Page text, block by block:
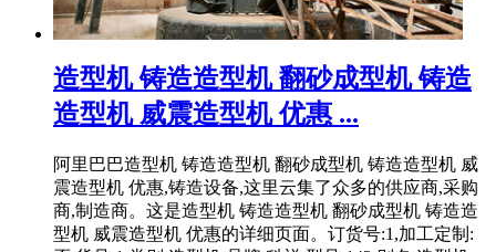
造型机 铸造造型机 翻砂成型机 铸造
造型机 威震造型机 优惠 ...
阿里巴巴造型机 铸造造型机 翻砂成型机 铸造造型机 威
震造型机 优惠,铸造设备,这里云集了众多的供应商,采购
商,制造商。这是造型机 铸造造型机 翻砂成型机 铸造造
型机 威震造型机 优惠的详细页面。订货号:1,加工定制: